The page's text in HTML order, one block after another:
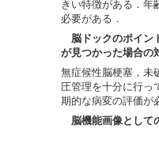
きい特徴がある．年
必要がある．
脳ドックのポイ
が見つかった場合
無症候性脳梗塞，未
圧管理を十分に行っ
期的な病変の評価が
脳機能画像として